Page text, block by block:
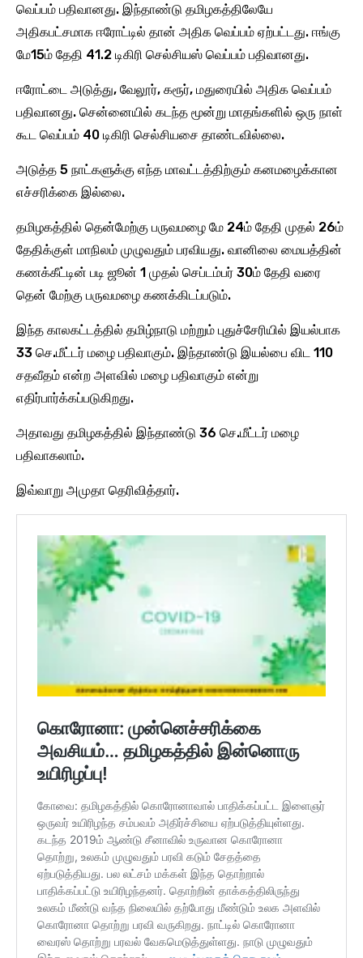
வெப்பம் பதிவானது. இந்தாண்டு தமிழகத்திலேயே
அதிகபட்சமாக ஈரோட்டில் தான் அதிக வெப்பம் ஏற்பட்டது. ஈங்கு
மே15ம் தேதி 41.2 டிகிரி செல்சியஸ் வெப்பம் பதிவானது.
ஈரோட்டை அடுத்து, வேலூர், கரூர், மதுரையில் அதிக வெப்பம்
பதிவானது. சென்னையில் கடந்த மூன்று மாதங்களில் ஒரு நாள்
கூட வெப்பம் 40 டிகிரி செல்சியசை தாண்டவில்லை.
அடுத்த 5 நாட்களுக்கு எந்த மாவட்டத்திற்கும் கனமழைக்கான
எச்சரிக்கை இல்லை.
தமிழகத்தில் தென்மேற்கு பருவமழை மே 24ம் தேதி முதல் 26ம்
தேதிக்குள் மாநிலம் முழுவதும் பரவியது. வானிலை மையத்தின்
கணக்கீட்டின் படி ஜூன் 1 முதல் செப்டம்பர் 30ம் தேதி வரை
தென் மேற்கு பருவமழை கணக்கிடப்படும்.
இந்த காலகட்டத்தில் தமிழ்நாடு மற்றும் புதுச்சேரியில் இயல்பாக
33 செ.மீட்டர் மழை பதிவாகும். இந்தாண்டு இயல்பை விட 110
சதவீதம் என்ற அளவில் மழை பதிவாகும் என்று
எதிர்பார்க்கப்படுகிறது.
அதாவது தமிழகத்தில் இந்தாண்டு 36 செ.மீட்டர் மழை
பதிவாகலாம்.
இவ்வாறு அமுதா தெரிவித்தார்.